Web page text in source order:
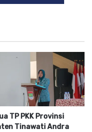
TP PKK Provinsi
Tinawati Andra